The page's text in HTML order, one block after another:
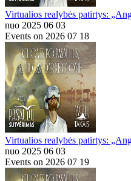
Virtualios realybės patirtys:
nuo 2025 06 03
Events on 2026 07 18
Virtualios realybės patirtys:
nuo 2025 06 03
Events on 2026 07 19